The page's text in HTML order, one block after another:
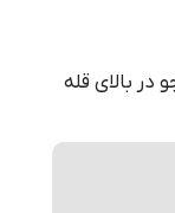
بالای قله